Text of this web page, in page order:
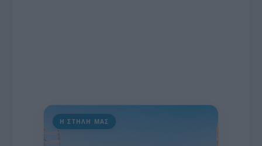
Η ΣΤΗΛΗ ΜΑΣ